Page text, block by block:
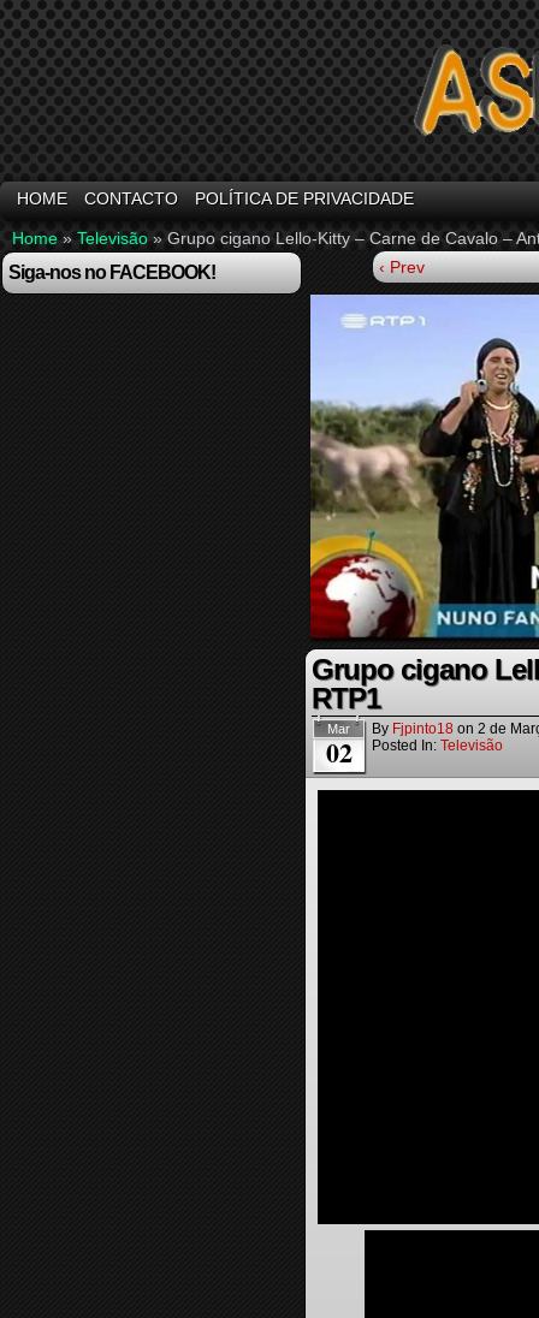
HOME CONTACTO POLÍTICA DE PRIVACIDADE
Home » Televisão » Grupo cigano Lello-Kitty – Carne de Cavalo –
Siga-nos no FACEBOOK! ‹ Prev
Grupo cigano
RTP1
Mar
02
By Fjpinto18 on 2 de
Posted In: Televisão